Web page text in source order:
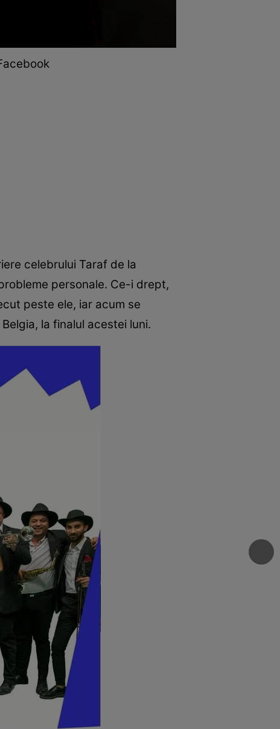
celebrului Taraf de la
personale. Ce-i drept,
peste ele, iar acum se
la finalul acestei luni.